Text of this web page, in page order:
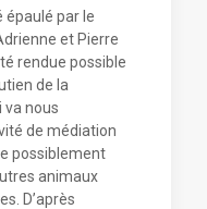
épaulé par le
et Pierre
rendue possible
de la
va nous
de médiation
possiblement
animaux
D’après